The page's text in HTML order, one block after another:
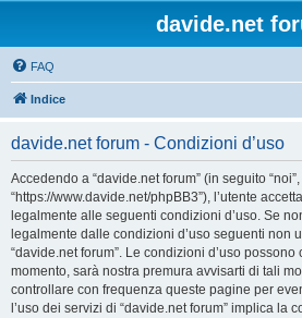
davide.net
FAQ
Indice
davide.net forum - Condizioni d’uso
Accedendo a “davide.net forum” (in seguito “noi”,
“https://www.davide.net/phpBB3”), l’utente
legalmente alle seguenti condizioni d’uso. Se
legalmente dalle condizioni d’uso seguenti non
“davide.net forum”. Le condizioni d’uso
momento, sarà nostra premura avvisarti di tali
controllare con frequenza queste pagine per
l’uso dei servizi di “davide.net forum” implica la